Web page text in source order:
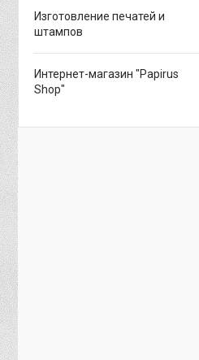
Изготовление печатей и
штампов
Интернет-магазин "Papirus
Shop"